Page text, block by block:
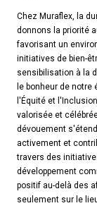
Chez Muraflex, la
donnons la priorité
favorisant un
initiatives de bien-
sensibilisation à la
le bonheur de notre
l'Équité et
valorisée et
dévouement
activement et
travers des
développement
positif au-delà des
seulement sur le